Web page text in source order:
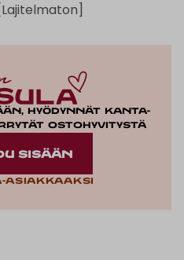
hyödynnät kanta-
ostohyvitystä
SISÄÄN
asiakkaaksi